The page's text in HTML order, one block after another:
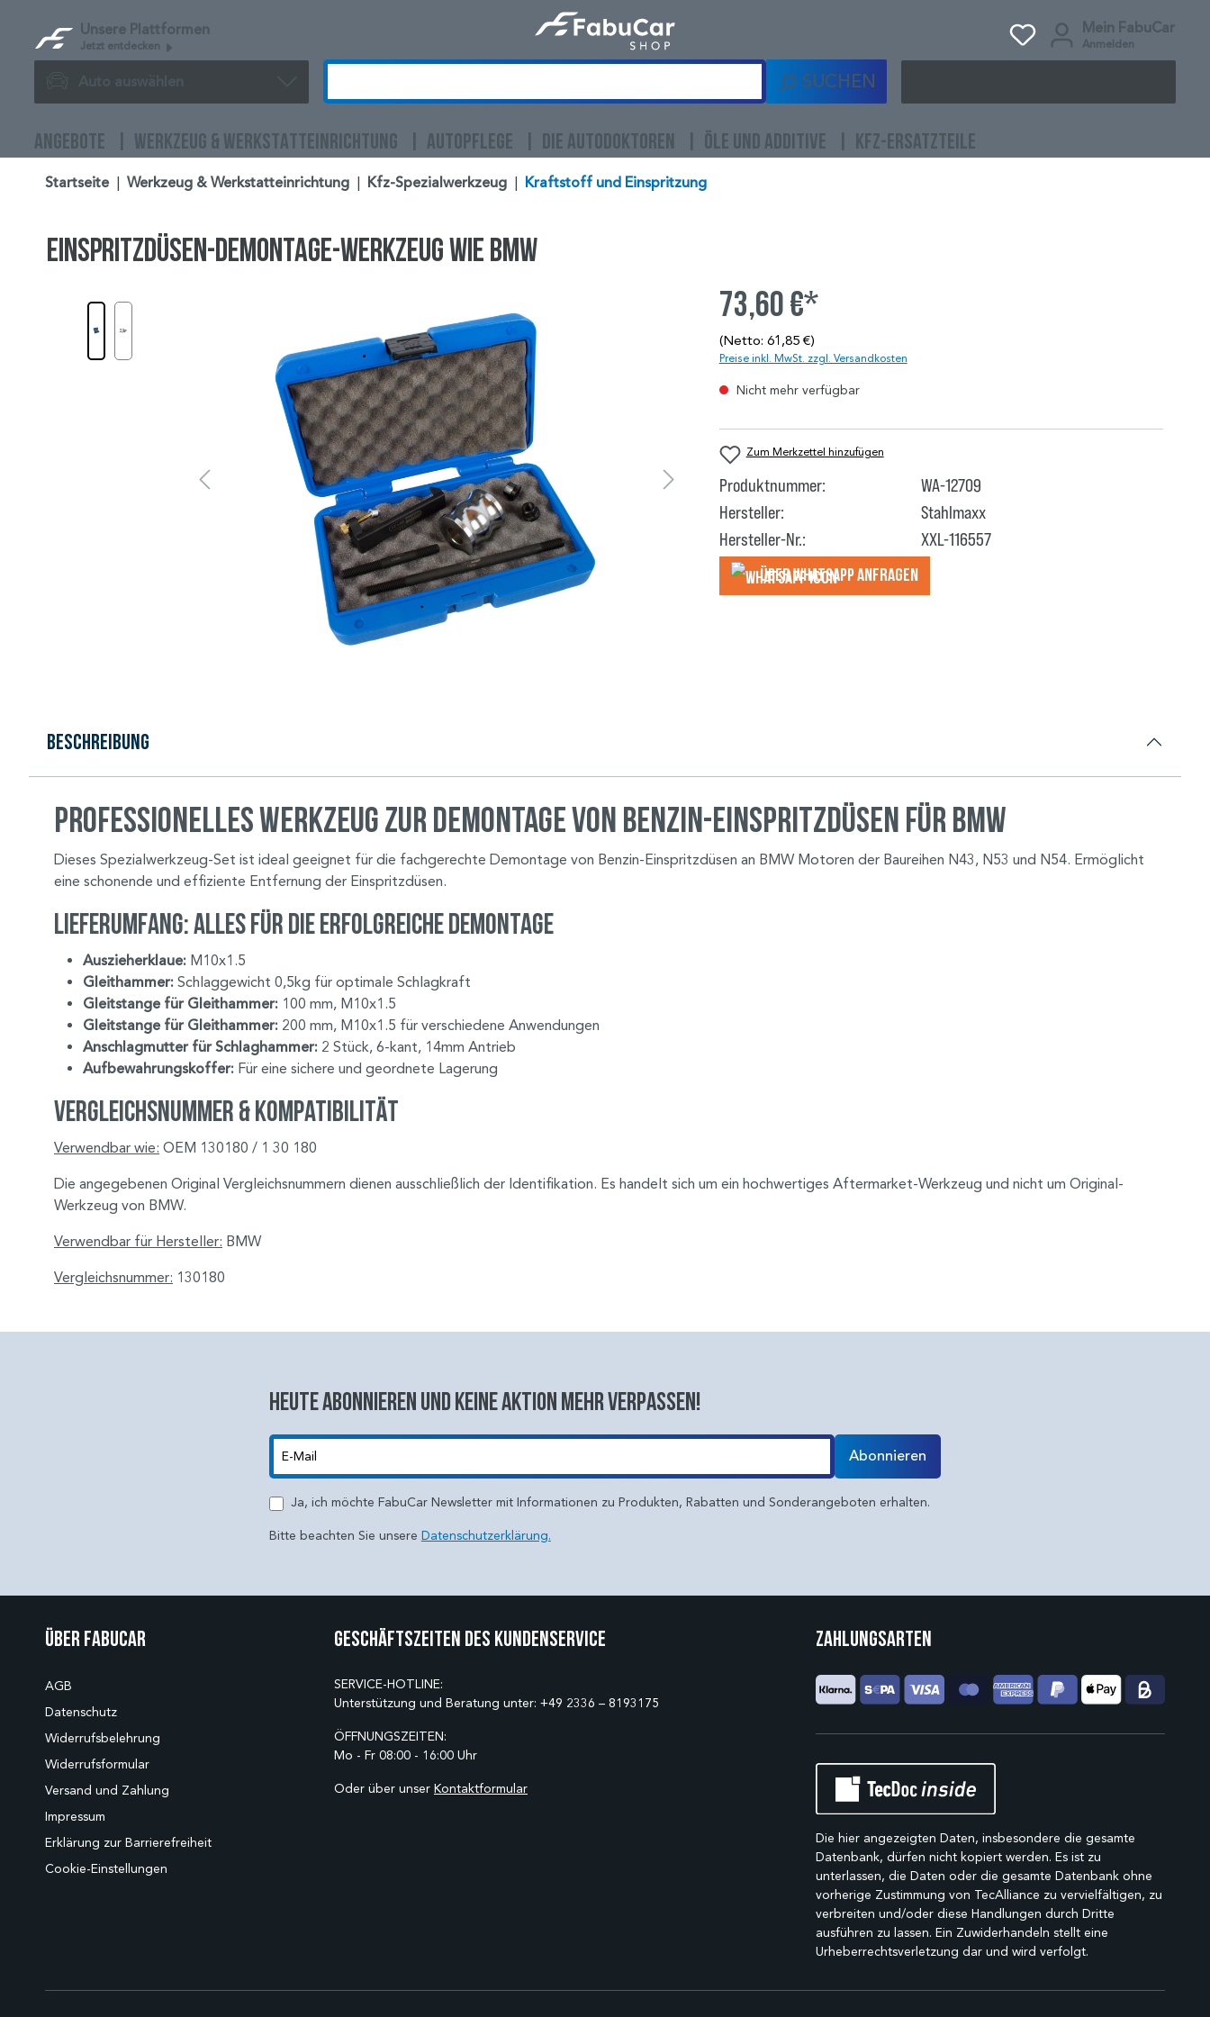
Unsere Plattformen
Jetzt entdecken
Mein FabuCar
Anmelden
Auto auswählen SUCHEN
ANGEBOTE WERKZEUG & WERKSTATTEINRICHTUNG AUTOPFLEGE DIE AUTODOKTOREN ÖLE UND ADDITIVE KFZ-ERSATZTEILE
Startseite Werkzeug & Werkstatteinrichtung Kfz-Spezialwerkzeug Kraftstoff und Einspritzung
Einspritzdüsen-Demontage-Werkzeug wie BMW
73,60 €*
(Netto: 61,85 €)
Preise inkl. MwSt. zzgl. Versandkosten
Nicht mehr verfügbar
Zum Merkzettel hinzufügen
Produktnummer:
WA-12709
Hersteller:
Stahlmaxx
Hersteller-Nr.:
XXL-116557
Über WhatsApp anfragеn
Beschreibung
Professionelles Werkzeug zur Demontage von Benzin-Einspritzdüsen für BMW
Dieses Spezialwerkzeug-Set ist ideal geeignet für die fachgerechte Demontage von Benzin-Einspritzdüsen an BMW Motoren der Baureihen N43, N53 und N54. Ermöglicht
eine schonende und effiziente Entfernung der Einspritzdüsen.
Lieferumfang: Alles für die erfolgreiche Demontage
Auszieherklaue: M10x1.5
Gleithammer: Schlaggewicht 0,5kg für optimale Schlagkraft
Gleitstange für Gleithammer: 100 mm, M10x1.5
Gleitstange für Gleithammer: 200 mm, M10x1.5 für verschiedene Anwendungen
Anschlagmutter für Schlaghammer: 2 Stück, 6-kant, 14mm Antrieb
Aufbewahrungskoffer: Für eine sichere und geordnete Lagerung
Vergleichsnummer & Kompatibilität
Verwendbar wie: OEM 130180 / 1 30 180
Die angegebenen Original Vergleichsnummern dienen ausschließlich der Identifikation. Es handelt sich um ein hochwertiges Aftermarket-Werkzeug und nicht um Original-
Werkzeug von BMW.
Verwendbar für Hersteller: BMW
Vergleichsnummer: 130180
Heute abonnieren und keine aktion mehr verpassen!
Abonnieren
Ja, ich möchte FabuCar Newsletter mit Informationen zu Produkten, Rabatten und Sonderangeboten erhalten.
Bitte beachten Sie unsere Datenschutzerklärung.
Über Fabucar
AGB
Datenschutz
Widerrufsbelehrung
Widerrufsformular
Versand und Zahlung
Impressum
Erklärung zur Barrierefreiheit
Cookie-Einstellungen
Geschäftszeiten des Kundenservice
SERVICE-HOTLINE:
Unterstützung und Beratung unter: +49 2336 – 8193175
ÖFFNUNGSZEITEN:
Mo - Fr 08:00 - 16:00 Uhr
Oder über unser Kontaktformular
Zahlungsarten
Die hier angezeigten Daten, insbesondere die gesamte
Datenbank, dürfen nicht kopiert werden. Es ist zu
unterlassen, die Daten oder die gesamte Datenbank ohne
vorherige Zustimmung von TecAlliance zu vervielfältigen, zu
verbreiten und/oder diese Handlungen durch Dritte
ausführen zu lassen. Ein Zuwiderhandeln stellt eine
Urheberrechtsverletzung dar und wird verfolgt.